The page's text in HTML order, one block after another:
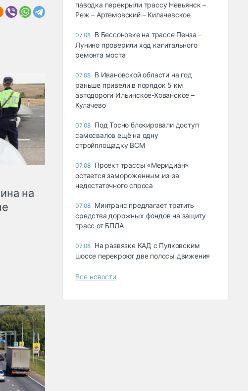
на
паводка перекрыли трассу Невьянск –
Реж – Артемовский – Килачевское
07.08 В Бессоновке на трассе Пенза –
Лунино проверили ход капитального
ремонта моста
07.08 В Ивановской области на год
раньше привели в порядок 5 км
автодороги Ильинское-Хованское –
Кулачево
07.08 Под Тосно блокировали доступ
самосвалов ещё на одну
стройплощадку ВСМ
07.08 Проект трассы «Меридиан»
остается замороженным из-за
недостаточного спроса
07.08 Минтранс предлагает тратить
средства дорожных фондов на защиту
трасс от БПЛА
07.08 На развязке КАД с Пулковским
шоссе перекроют две полосы движения
Все новости